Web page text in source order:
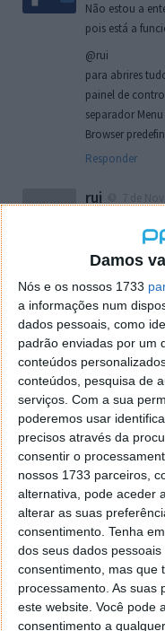
Damos
Nós e os nossos 1733
a informações num
dados pessoais, como
padrão enviadas por um
conteúdos
conteúdos, pesquisa de
serviços. Com a sua
poderemos usar
precisos através da
consentir o
nossos 1733 parceiros,
alternativa, pode aceder
alterar as suas
consentimento. Tenha
dos seus dados
consentimento, mas que
processamento. As suas
este website. Você pode
consentimento a
Não estou a
pois está a
@rui
para abrires
painel de
separador
Browser
Responder
rui
localizaçao
o firefox como
tentei apagar
firefox mas em
agradecido,
Responder
Vítor M.
7
@Reporter
Desculpa mas
o MSn
Responder
Vítor M.
@Rui
Tens de
janela iniciar e
rato faz
clica no botão